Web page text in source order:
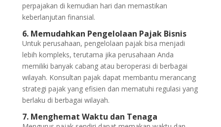
perpajakan di kemudian hari dan memastikan
keberlanjutan finansial.
6. Memudahkan Pengelolaan Pajak Bisnis
Untuk perusahaan, pengelolaan pajak bisa menjadi
lebih kompleks, terutama jika perusahaan Anda
memiliki banyak cabang atau beroperasi di berbagai
wilayah. Konsultan pajak dapat membantu merancang
strategi pajak yang efisien dan mematuhi regulasi yang
berlaku di berbagai wilayah.
7. Menghemat Waktu dan Tenaga